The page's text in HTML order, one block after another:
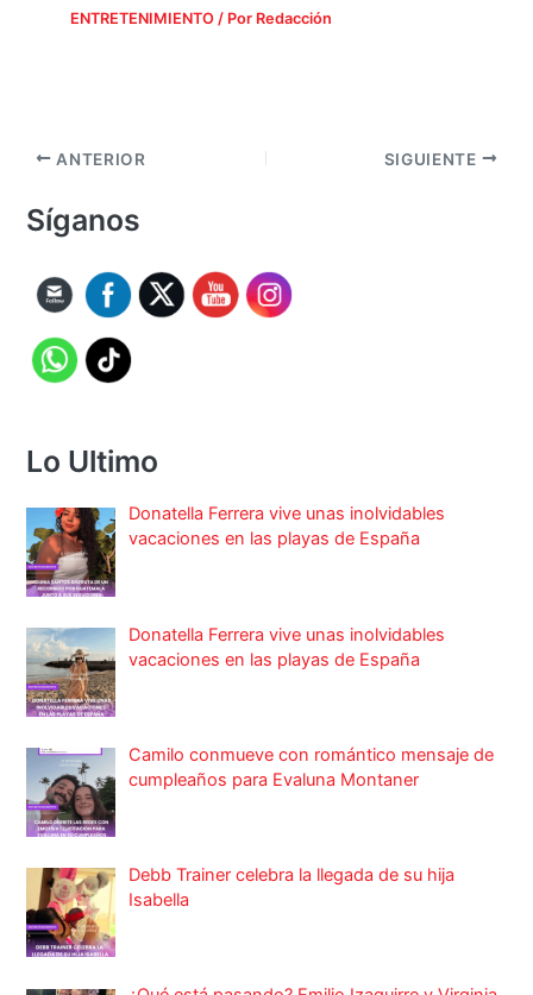
ENTRETENIMIENTO/ Por Redacción
ANTERIOR SIGUIENTE
Síganos
Lo Ultimo
Donatella Ferrera vive unas inolvidables
vacaciones en las playas de España
Donatella Ferrera vive unas inolvidables
vacaciones en las playas de España
Camilo conmueve con romántico mensaje de
cumpleaños para Evaluna Montaner
Debb Trainer celebra la llegada de su hija
Isabella